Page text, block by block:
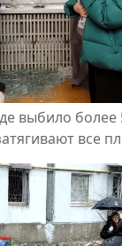
выбило более
все